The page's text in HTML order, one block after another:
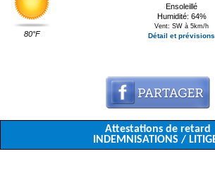
80°F
Ensoleillé
Humidité: 64%
Vent: SW à 5km/h
Détail et prévisions
Attestations de retard
INDEMNISATIONS /